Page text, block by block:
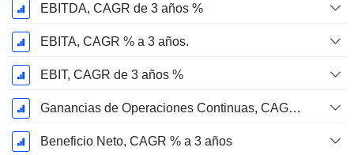
EBITDA, CAGR de 3 años %
EBITA, CAGR % a 3 años.
EBIT, CAGR de 3 años %
Ganancias de Operaciones Continuas, CAGR de 3 Años %
Beneficio Neto, CAGR % a 3 años